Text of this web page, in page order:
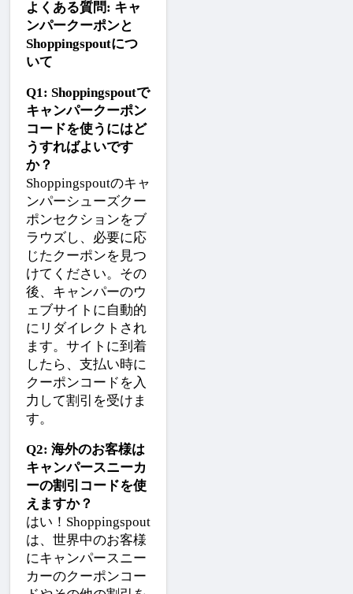
よくある質問: キャ
ンパークーポンと
Shoppingspoutにつ
いて
Q1: Shoppingspoutで
キャンパークーポン
コードを使うにはど
うすればよいです
か？
Shoppingspoutのキャ
ンパーシューズクー
ポンセクションをブ
ラウズし、必要に応
じたクーポンを見つ
けてください。その
後、キャンパーのウ
ェブサイトに自動的
にリダイレクトされ
ます。サイトに到着
したら、支払い時に
クーポンコードを入
力して割引を受けま
す。
Q2: 海外のお客様は
キャンパースニーカ
ーの割引コードを使
えますか？
はい！Shoppingspout
は、世界中のお客様
にキャンパースニー
カーのクーポンコー